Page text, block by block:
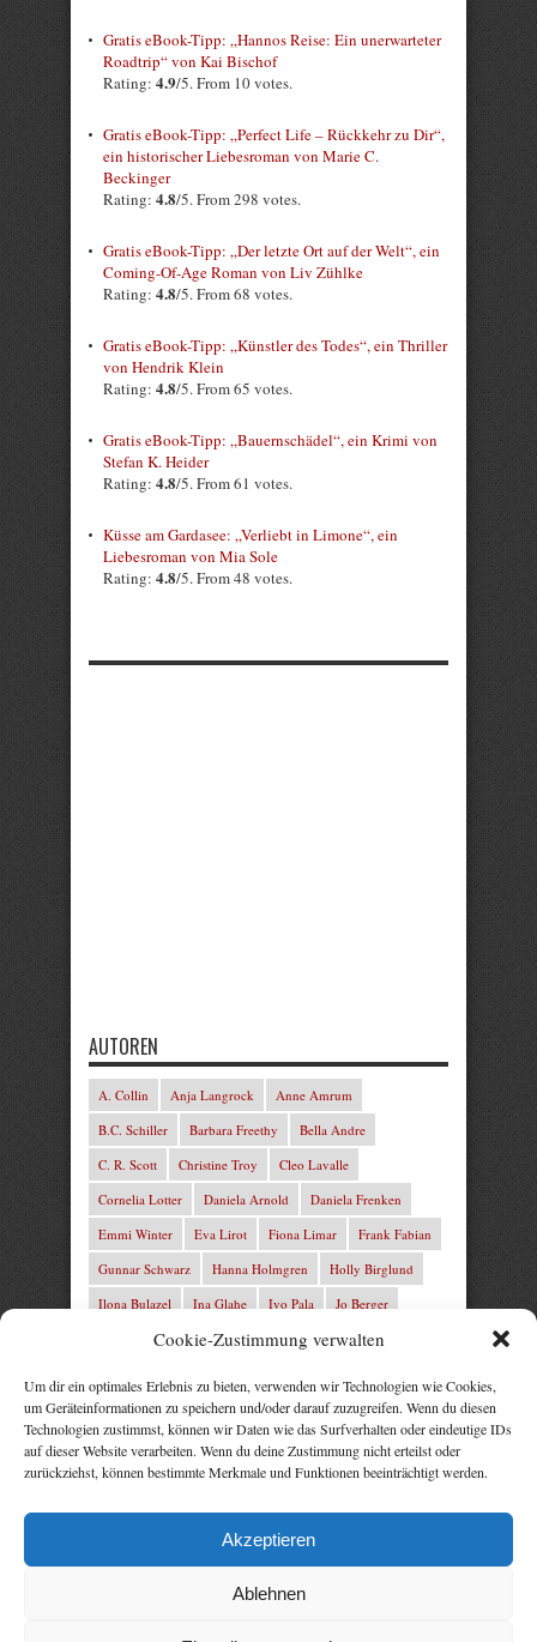
Cookie-Zustimmung verwalten
Um dir ein optimales Erlebnis zu bieten, verwenden wir Technologien wie Cookies,
um Geräteinformationen zu speichern und/oder darauf zuzugreifen. Wenn du diesen
Technologien zustimmst, können wir Daten wie das Surfverhalten oder eindeutige IDs
auf dieser Website verarbeiten. Wenn du deine Zustimmung nicht erteilst oder
zurückziehst, können bestimmte Merkmale und Funktionen beeinträchtigt werden.
Akzeptieren
Ablehnen
Gratis eBook-Tipp: „Hannos Reise: Ein unerwarteter
Roadtrip“ von Kai Bischof
Rating: 4.9/5. From 10 votes.
Gratis eBook-Tipp: „Perfect Life – Rückkehr zu Dir“,
ein historischer Liebesroman von Marie C.
Beckinger
Rating: 4.8/5. From 298 votes.
Gratis eBook-Tipp: „Der letzte Ort auf der Welt“, ein
Coming-Of-Age Roman von Liv Zühlke
Rating: 4.8/5. From 68 votes.
Gratis eBook-Tipp: „Künstler des Todes“, ein Thriller
von Hendrik Klein
Rating: 4.8/5. From 65 votes.
Gratis eBook-Tipp: „Bauernschädel“, ein Krimi von
Stefan K. Heider
Rating: 4.8/5. From 61 votes.
Küsse am Gardasee: „Verliebt in Limone“, ein
Liebesroman von Mia Sole
Rating: 4.8/5. From 48 votes.
AUTOREN
A. Collin Anja Langrock
Anne Amrum
B.C. Schiller
Barbara Freethy
Bella Andre
C. R. Scott
Christine Troy
Cleo Lavalle
Cornelia Lotter
Daniela Arnold
Daniela Frenken
Emmi Winter
Eva Lirot Fiona Limar
Frank Fabian
Gunnar Schwarz
Hanna Holmgren
Holly Birglund
Ilona Bulazel
Ina Glahe Ivo Pala
Jo Berger
Josefine Weiss
Josie Charles
Karin Lindberg
Lita Harris
Marcus Hünnebeck
Marit Bernson
Mark Franley
Martin Krist
Michelle Schrenk
Mila Summers
Mira Morton
Nika Lubitsch
Noah Fitz
Nora Amelie René Junge
Rezepte Profis
Thomas Herzberg Vital Experts